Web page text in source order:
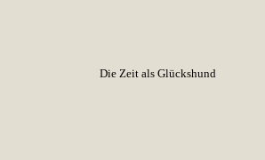
Die Zeit als Glückshund